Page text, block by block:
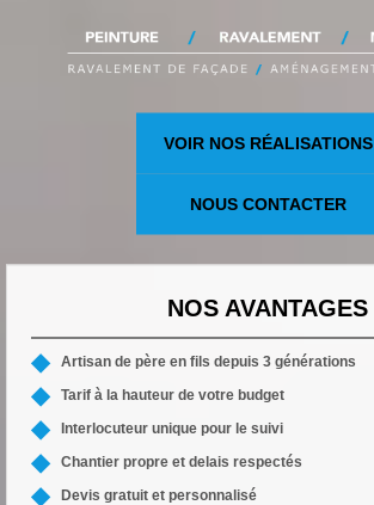
VOIR NOS RÉALISATIONS
NOUS CONTACTER
NOS AVANTAGES
Artisan de père en fils depuis 3 générations
Tarif à la hauteur de votre budget
Interlocuteur unique pour le suivi
Chantier propre et delais respectés
Devis gratuit et personnalisé